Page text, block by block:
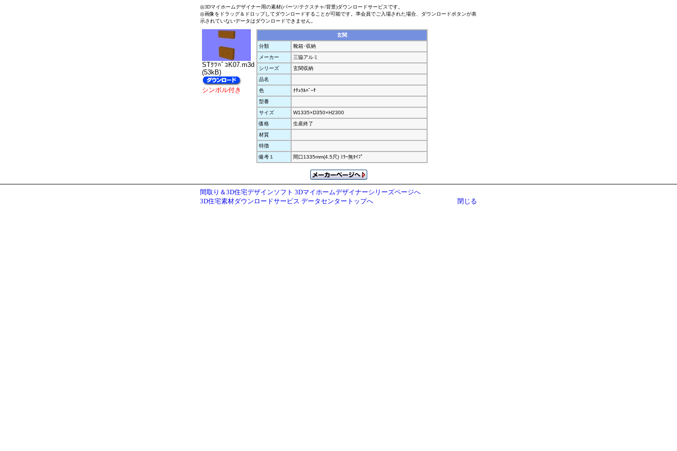
◎3Dマイホームデザイナー用の素材(パーツ/テクスチャ/背景)ダウンロードサービスです。
◎画像をドラッグ＆ドロップしてダウンロードすることが可能です。準会員でご入場された場合、ダウンロードボタンが表
示されていないデータはダウンロードできません。
STｸﾂﾊﾞｺK07.m3d
(53kB)
シンボル付き
玄関
分類
靴箱･収納
メーカー
三協アルミ
シリーズ
玄関収納
品名
色
ﾅﾁｭﾗﾙﾊﾞｰﾁ
型番
サイズ
W1335×D350×H2300
価格
生産終了
材質
特徴
備考１
間口1335mm(4.5尺) ﾐﾗｰ無ﾀｲﾌﾟ
間取り＆3D住宅デザインソフト 3Dマイホームデザイナーシリーズページへ
3D住宅素材ダウンロードサービス データセンタートップへ
閉じる